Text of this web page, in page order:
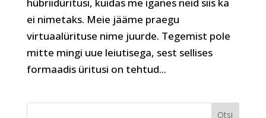
ei nimetaks. Meie jääme praegu
virtuaalürituse nime juurde. Tegemist pole
mitte mingi uue leiutisega, sest sellises
formaadis üritusi on tehtud...